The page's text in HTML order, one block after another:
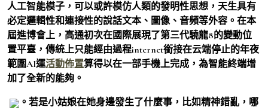
人工智能模子，可以或許模仿人類的發明性思想，天生具有
必定邏輯性和連接性的說話文本、圖像、音頻等外容。在本
屆進博會上，高通初次在國際展現了第三代驍龍8的變動位
置平臺，傳統上只能經由過程internet銜接在云端停止的年夜
範圍AI運活動佈置算得以在一部手機上完成，為智能終端增
加了全新的能夠。
。若是小姑娘在她身邊發生了什麼事，比如精神錯亂，哪